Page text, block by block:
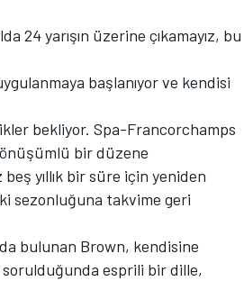
24 yarışın üzerine çıkamayız, bu
başlanıyor ve kendisi
bekliyor. Spa-Francorchamps
bir düzene
yıllık bir süre için yeniden
sezonluğuna takvime geri
bulunan Brown, kendisine
sorulduğunda esprili bir dille,